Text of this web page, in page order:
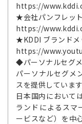
https://
★会社パンフレット
https://
★KDDI ブランド
https://
◆パーソナルセグ
パーソナルセグメ
スを提供しています
日本国内において
ランドによるスマ
ービスなど）を中